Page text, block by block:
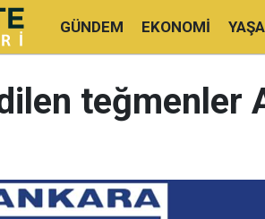
GÜNDEM EKONOMI
teğmenler